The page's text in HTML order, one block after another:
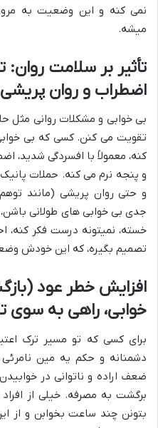
نمی کنه و این وضعیت به
میشه.
تأثیر بر سلامت
اضطراب و روان پریشی
بی خوابی و مشکلات روانی مثل
تقویت می کنن. کسی که بی
کنه، معمولاً با افسردگی
و پنجه نرم می کنه. حملات
و حتی روان پریشی (مانند
جدی بی خوابی های طولانی
خسته، نمیتونه درست فکر
تصمیم بگیره، که این خودش
افزایش خطر عود
خوابی، راهی به سوی
برای کسی که تو مسیر ترک
دشمنانه و حکم یه مین نامرئی
ضعف اراده و ناتوانی در
برگشت به مصرفه. خیلی از افراد
بتونن چند ساعت بخوابن و از